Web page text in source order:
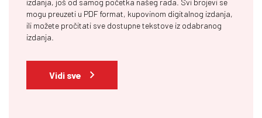
mogu preuzeti u PDF format, kupovinom digitalnog izdanja,
ili možete pročitati sve dostupne tekstove iz odabranog
izdanja.
Vidi sve